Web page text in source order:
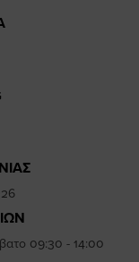
09:30 - 14:00